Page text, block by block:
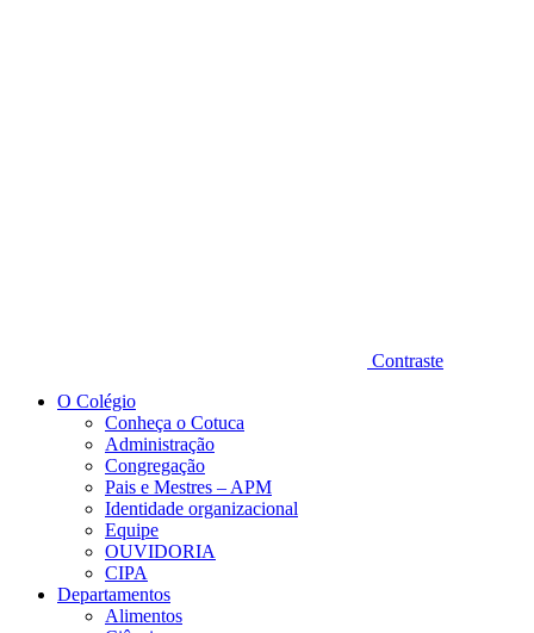
Contraste
O Colégio
Conheça o Cotuca
Administração
Congregação
Pais e Mestres – APM
Identidade organizacional
Equipe
OUVIDORIA
CIPA
Departamentos
Alimentos